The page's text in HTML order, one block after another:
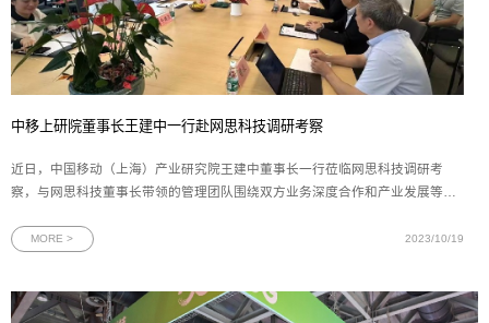
中移上研院董事长王建中一行赴网思科技调研考察
近日，中国移动（上海）产业研究院王建中董事长一行莅临网思科技调研考
察，与网思科技董事长带领的管理团队围绕双方业务深度合作和产业发展等方
方的了解和信任，巩固现有业务合作；还为双方在智慧工厂打造、人工智能算
MORE > 2023/10/19